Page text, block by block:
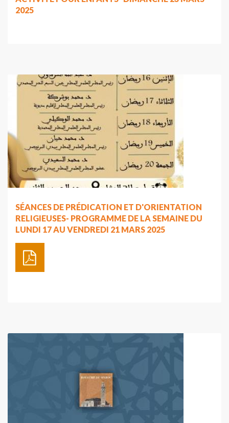
2025
SÉANCES DE PRÉDICATION ET D'ORIENTATION
RELIGIEUSES- PROGRAMME DE LA SEMAINE DU
LUNDI 17 AU VENDREDI 21 MARS 2025